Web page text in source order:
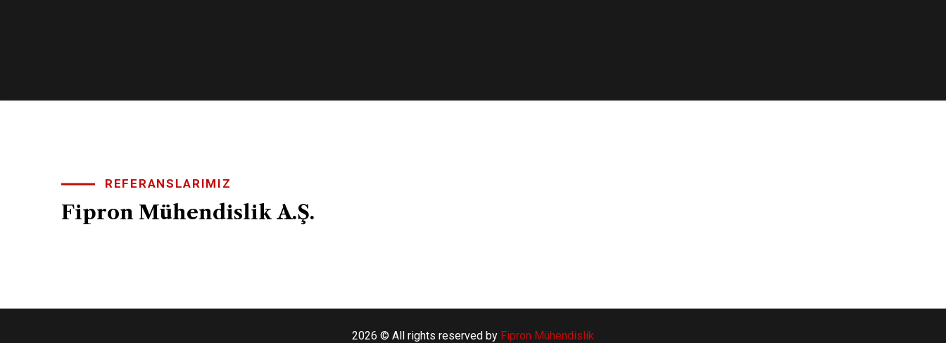
REFERANSLARIMIZ
Fipron Mühendislik A.Ş.
2026 © All rights reserved by Fipron Mühendislik